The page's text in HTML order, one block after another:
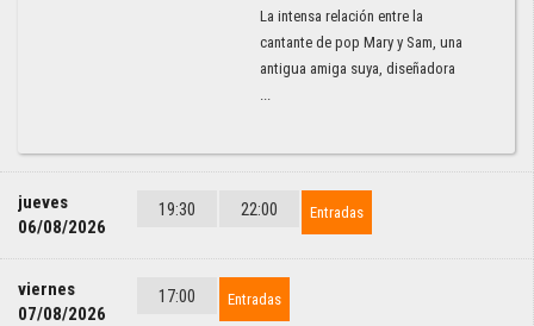
La intensa relación entre la
cantante de pop Mary y Sam, una
antigua amiga suya, diseñadora
...
jueves
06/08/2026
19:30 22:00 Entradas
viernes
07/08/2026
17:00 Entradas